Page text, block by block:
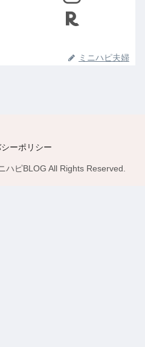
ミニハピ夫婦
ーポリシー
ピBLOG All Rights Reserved.